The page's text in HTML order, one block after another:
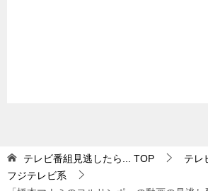
テレビ番組見逃したら... TOP
テレ
フジテレビ系